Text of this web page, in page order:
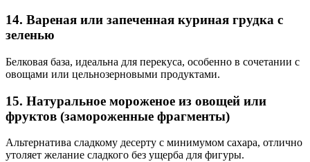
14. Вареная или запеченная куриная грудка с
зеленью
Белковая база, идеальна для перекуса, особенно в сочетании с
овощами или цельнозерновыми продуктами.
15. Натуральное мороженое из овощей или
фруктов (замороженные фрагменты)
Альтернатива сладкому десерту с минимумом сахара, отлично
утоляет желание сладкого без ущерба для фигуры.